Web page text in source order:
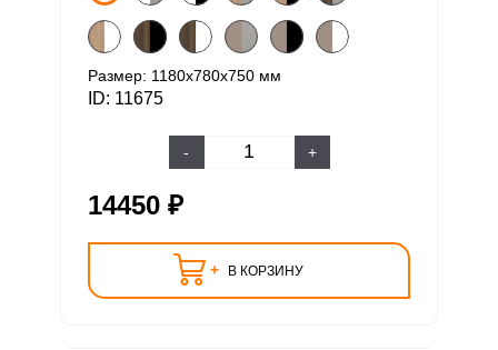
Размер: 1180х780х750 мм
ID: 11675
- +
14450 ₽
+ В КОРЗИНУ